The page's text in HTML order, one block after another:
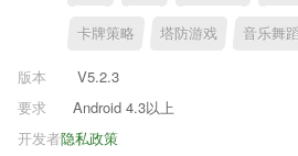
卡牌策略 塔防游戏 音乐舞蹈
版本
V5.2.3
要求
Android 4.3以上
隐私政策
开发者